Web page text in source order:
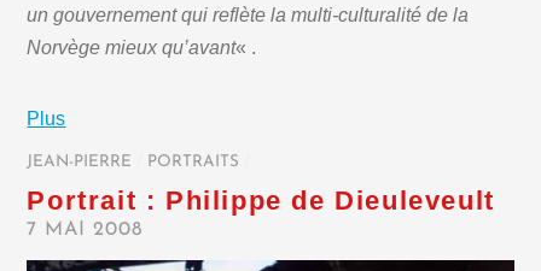
un gouvernement qui reflète la multi-culturalité de la
Norvège mieux qu’avant« .
Plus
JEAN-PIERRE PORTRAITS
Portrait : Philippe de Dieuleveult
7 MAI 2008